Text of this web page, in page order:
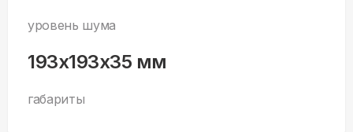
уровень шума
193x193x35 мм
габариты